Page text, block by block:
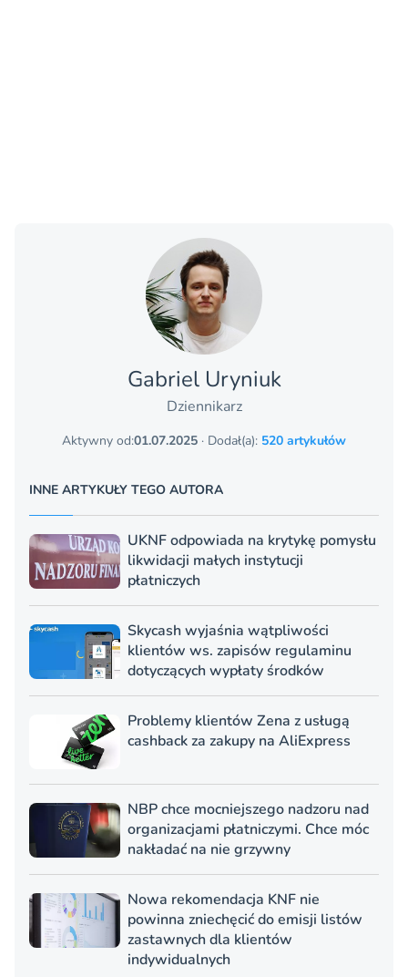
Gabriel Uryniuk
Dziennikarz
Aktywny od:01.07.2025 · Dodał(a): 520 artykułów
INNE ARTYKUŁY TEGO AUTORA
UKNF odpowiada na krytykę pomysłu
likwidacji małych instytucji
płatniczych
Skycash wyjaśnia wątpliwości
klientów ws. zapisów regulaminu
dotyczących wypłaty środków
Problemy klientów Zena z usługą
cashback za zakupy na AliExpress
NBP chce mocniejszego nadzoru nad
organizacjami płatniczymi. Chce móc
nakładać na nie grzywny
Nowa rekomendacja KNF nie
powinna zniechęcić do emisji listów
zastawnych dla klientów
indywidualnych